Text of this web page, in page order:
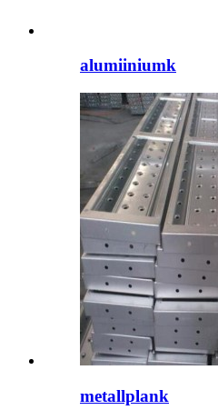
alumiiniumk
metallplank